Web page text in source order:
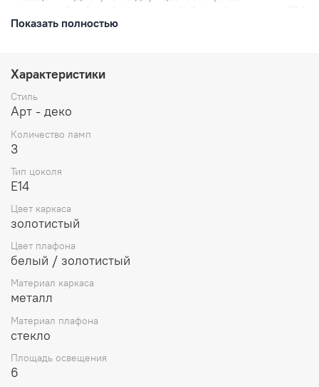
Отличный выбор для создания уютной атмосферы в
Показать полностью
Характеристики
Стиль
Арт - деко
Количество ламп
3
Тип цоколя
E14
Цвет каркаса
золотистый
Цвет плафона
белый / золотистый
Материал каркаса
металл
Материал плафона
стекло
Площадь освещения
6